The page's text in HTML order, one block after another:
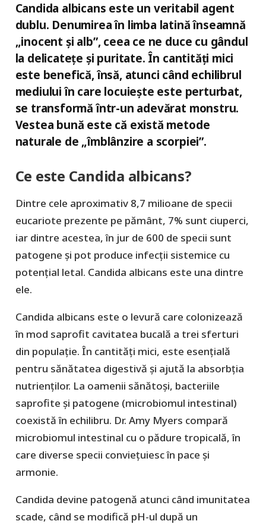
Candida albicans este un veritabil agent
dublu. Denumirea în limba latină înseamnă
„inocent și alb”, ceea ce ne duce cu gândul
la delicatețe și puritate. În cantități mici
este benefică, însă, atunci când echilibrul
mediului în care locuiește este perturbat,
se transformă într-un adevărat monstru.
Vestea bună este că există metode
naturale de „îmblânzire a scorpiei”.
Ce este Candida albicans?
Dintre cele aproximativ 8,7 milioane de specii
eucariote prezente pe pământ, 7% sunt ciuperci,
iar dintre acestea, în jur de 600 de specii sunt
patogene și pot produce infecții sistemice cu
potențial letal. Candida albicans este una dintre
ele.
Candida albicans este o levură care colonizează
în mod saprofit cavitatea bucală a trei sferturi
din populație. În cantități mici, este esențială
pentru sănătatea digestivă și ajută la absorbția
nutrienților. La oamenii sănătoși, bacteriile
saprofite și patogene (microbiomul intestinal)
coexistă în echilibru. Dr. Amy Myers compară
microbiomul intestinal cu o pădure tropicală, în
care diverse specii conviețuiesc în pace și
armonie.
Candida devine patogenă atunci când imunitatea
scade, când se modifică pH-ul după un